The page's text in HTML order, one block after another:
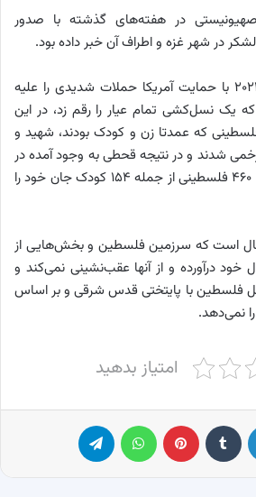
در هفته‌های گذشته با صدور
در شهر غزه و اطراف آن خبر داده بود.
این رژیم از هفتم اکتبر ۲۰۲۳ با حمایت آمریکا حملات شدیدی را علیه
که یک نسل‌کشی تمام عیار را رقم زد، در این
از ۶۷ هزار فلسطینی که عمدتا زن و کودک بودند، شهید و
دیگر زخمی شدند و در نتیجه قحطی به وجود آمده در
این منطقه محاصره شده، ۴۶۰ فلسطینی از جمله ۱۵۴ کودک جان خود را
است که سرزمین فلسطین و بخش‌هایی از
خود درآورده و از آنها عقب‌نشینی نمی‌کند و
فلسطین با پایتختی قدس شرقی و بر اساس
امتیاز بدهید
لینکدین ‫تامبلر پینترست